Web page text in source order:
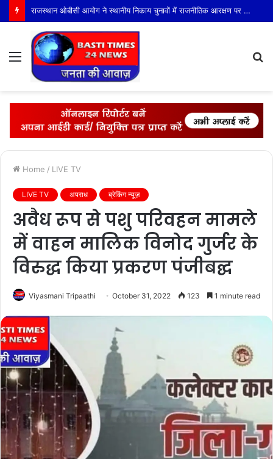
राजस्थान ओबीसी आयोग ने स्थानीय निकाय चुनावों में राजनीतिक आरक्षण पर 900 पृष्ठों की रिपोर्ट सरकार को सौंपी
Menu
Home / LIVE TV
LIVE TV अपराध ब्रेकिंग न्यूज़
अवैध रूप से पशु परिवहन मामले
में वाहन मालिक विनोद गुर्जर के
विरुद्ध किया प्रकरण पंजीबद्घ
Viyasmani Tripaathi October 31, 2022 123 1 minute read